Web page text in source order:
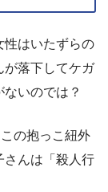
性はいたずらの
が落下してケガ
いのでは？
の抱っこ紐外
さんは「殺人行